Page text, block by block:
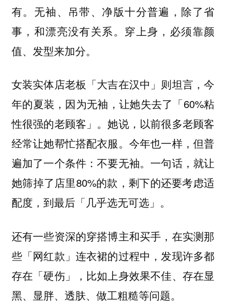
有。无袖、吊带、净版十分普遍，除了省
事，和漂亮没有关系。穿上身，必须靠颜
值、发型来加分。
女装实体店老板「大吉在汉中」则坦言，今
年的夏装，因为无袖，让她失去了「60%粘
性很强的老顾客」。她说，以前很多老顾客
经常让她帮忙搭配衣服。今年也一样，但普
遍加了一个条件：不要无袖。一句话，就让
她筛掉了店里80%的款，剩下的还要考虑适
配度，到最后「几乎选无可选」。
还有一些资深的穿搭博主和买手，在实测那
些「网红款」连衣裙的过程中，发现许多都
存在「硬伤」，比如上身效果不佳、存在显
黑、显胖、透肤、做工粗糙等问题。